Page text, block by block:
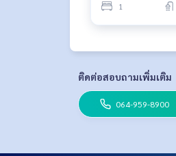
1
ติดต่อสอบถามเพิ่มเติม
064-959-8900